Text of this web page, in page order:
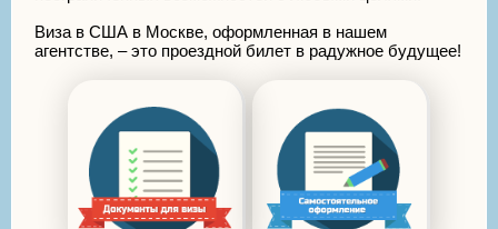
Виза в США в Москве, оформленная в нашем
агентстве, – это проездной билет в радужное будущее!